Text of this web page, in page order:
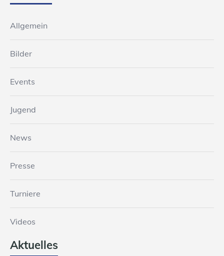
Allgemein
Bilder
Events
Jugend
News
Presse
Turniere
Videos
Aktuelles